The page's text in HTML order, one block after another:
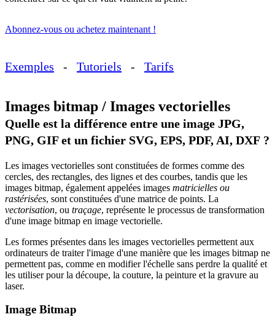
Abonnez-vous ou achetez maintenant !
Exemples - Tutoriels - Tarifs
Images bitmap / Images vectorielles
Quelle est la différence entre une image JPG,
PNG, GIF et un fichier SVG, EPS, PDF, AI, DXF ?
Les images vectorielles sont constituées de formes comme des
cercles, des rectangles, des lignes et des courbes, tandis que les
images bitmap, également appelées images matricielles ou
rastérisées, sont constituées d'une matrice de points. La
vectorisation, ou traçage, représente le processus de transformation
d'une image bitmap en image vectorielle.
Les formes présentes dans les images vectorielles permettent aux
ordinateurs de traiter l'image d'une manière que les images bitmap ne
permettent pas, comme en modifier l'échelle sans perdre la qualité et
les utiliser pour la découpe, la couture, la peinture et la gravure au
laser.
Image Bitmap